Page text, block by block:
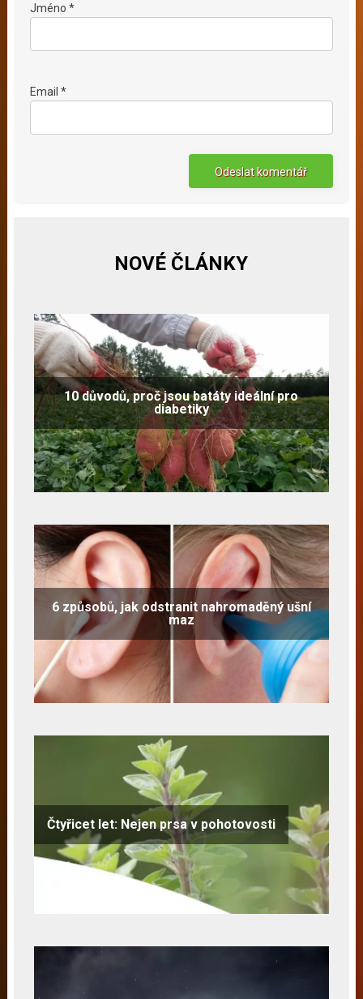
Jméno *
Email *
NOVÉ ČLÁNKY
10 důvodů, proč jsou batáty ideální pro
diabetiky
6 způsobů, jak odstranit nahromaděný ušní
maz
Čtyřicet let: Nejen prsa v pohotovosti